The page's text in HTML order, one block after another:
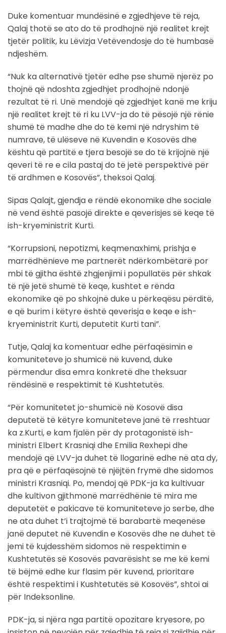
Duke komentuar mundësinë e zgjedhjeve të reja,
Qalaj thotë se ato do të prodhojnë një realitet krejt
tjetër politik, ku Lëvizja Vetëvendosje do të humbasë
ndjeshëm.
“Nuk ka alternativë tjetër edhe pse shumë njerëz po
thojnë që ndoshta zgjedhjet prodhojnë ndonjë
rezultat të ri. Unë mendojë që zgjedhjet kanë me kriju
një realitet krejt të ri ku LVV-ja do të pësojë një rënie
shumë të madhe dhe do të kemi një ndryshim të
numrave, të ulëseve në Kuvendin e Kosovës dhe
kështu që partitë e tjera besojë se do të krijojnë një
qeveri të re e cila pastaj do të jetë perspektivë për
të ardhmen e Kosovës”, theksoi Qalaj.
Sipas Qalajt, gjendja e rëndë ekonomike dhe sociale
në vend është pasojë direkte e qeverisjes së keqe të
ish-kryeministrit Kurti.
“Korrupsioni, nepotizmi, keqmenaxhimi, prishja e
marrëdhënieve me partnerët ndërkombëtarë por
mbi të gjitha është zhgjenjimi i popullatës për shkak
të një jetë shumë të keqe, kushtet e rënda
ekonomike që po shkojnë duke u përkeqësu përditë,
e që burim i këtyre është qeverisja e keqe e ish-
kryeministrit Kurti, deputetit Kurti tani”.
Tutje, Qalaj ka komentuar edhe përfaqësimin e
komuniteteve jo shumicë në kuvend, duke
përmendur disa emra konkretë dhe theksuar
rëndësinë e respektimit të Kushtetutës.
“Për komunitetet jo-shumicë në Kosovë disa
deputetë të këtyre komuniteteve janë të rreshtuar
ka z.Kurti, e kam fjalën për dy protagonistë ish-
ministri Elbert Krasniqi dhe Emilia Rexhepi dhe
mendojë që LVV-ja duhet të llogarinë edhe në ata dy,
pra që e përfaqësojnë të njëjtën frymë dhe sidomos
ministri Krasniqi. Po, mendoj që PDK-ja ka kultivuar
dhe kultivon gjithmonë marrëdhënie të mira me
deputetët e pakicave të komuniteteve jo serbe, dhe
ne ata duhet t’i trajtojmë të barabartë meqenëse
janë deputet në Kuvendin e Kosovës dhe ne duhet të
jemi të kujdesshëm sidomos në respektimin e
Kushtetutës së Kosovës pavarësisht se me kë kemi
të bëjmë edhe kur flasim për kuvend, prioritare
është respektimi i Kushtetutës së Kosovës”, shtoi ai
për Indeksonline.
PDK-ja, si njëra nga partitë opozitare kryesore, po